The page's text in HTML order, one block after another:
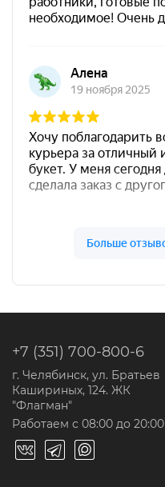
+7 (351) 700-800-6
г. Челябинск, ул. Братьев
Кашириных, 124. ЖК
"Флагман"
Работаем с 08:00 до 20:00